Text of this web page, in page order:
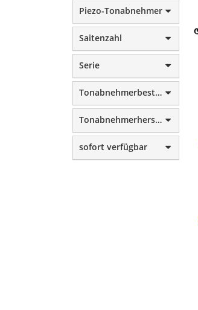
Piezo-Tonabnehmer
Saitenzahl
Serie
Tonabnehmerbestückung
Tonabnehmerhersteller
sofort verfügbar